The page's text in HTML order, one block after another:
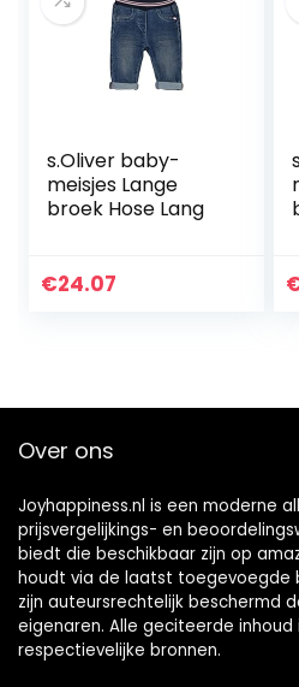
s.Oliver baby-
meisjes Lange
broek Hose Lang
€24.07
Over ons
Joyhappiness.nl is een moderne
prijsvergelijkings- en
biedt die beschikbaar zijn op
houdt via de laatst toegevoegde
zijn auteursrechtelijk beschermd
eigenaren. Alle geciteerde inhoud
respectievelijke bronnen.